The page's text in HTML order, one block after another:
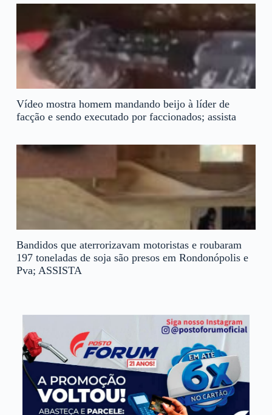
Vídeo mostra homem mandando beijo à líder de
facção e sendo executado por faccionados; assista
Bandidos que aterrorizavam motoristas e roubaram
197 toneladas de soja são presos em Rondonópolis e
Pva; ASSISTA